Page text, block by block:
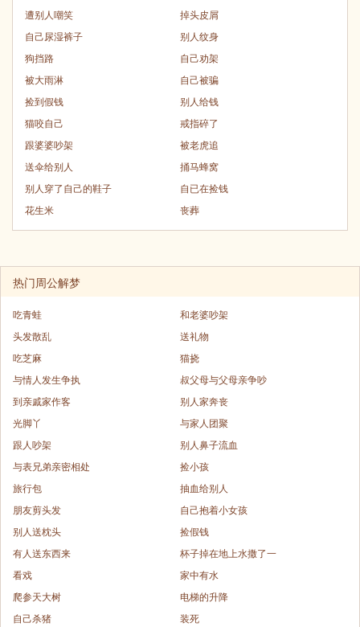
遭别人嘲笑
掉头皮屑
自己尿湿裤子
别人纹身
狗挡路
自己劝架
被大雨淋
自己被骗
捡到假钱
别人给钱
猫咬自己
戒指碎了
跟婆婆吵架
被老虎追
送伞给别人
捅马蜂窝
别人穿了自己的鞋子
自已在捡钱
花生米
丧葬
热门周公解梦
吃青蛙
和老婆吵架
头发散乱
送礼物
吃芝麻
猫挠
与情人发生争执
叔父母与父母亲争吵
到亲戚家作客
别人家奔丧
光脚丫
与家人团聚
跟人吵架
别人鼻子流血
与表兄弟亲密相处
捡小孩
旅行包
抽血给别人
朋友剪头发
自己抱着小女孩
别人送枕头
捡假钱
有人送东西来
杯子掉在地上水撒了一
看戏
家中有水
爬参天大树
电梯的升降
自己杀猪
装死